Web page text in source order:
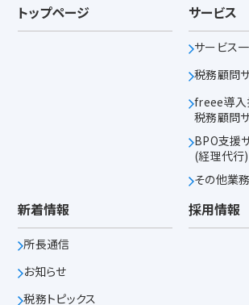
トップページ サービス
サービス
税務顧問
freee導入
税務顧問
BPO支援
(経理代行)
その他業務
新着情報
所長通信
お知らせ
税務トピックス
採用情報